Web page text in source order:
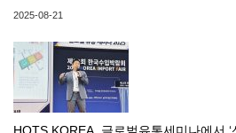
2025-08-21